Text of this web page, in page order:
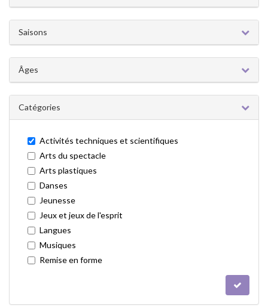
scientifiques
Saisons
Âges
Catégories
Activités techniques et scientifiques
Arts du spectacle
Arts plastiques
Danses
Jeunesse
Jeux et jeux de l'esprit
Langues
Musiques
Remise en forme